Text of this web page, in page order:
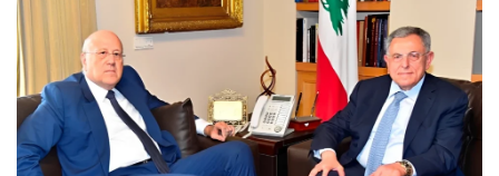
كاميرا
سجالات
صحّة وصحن